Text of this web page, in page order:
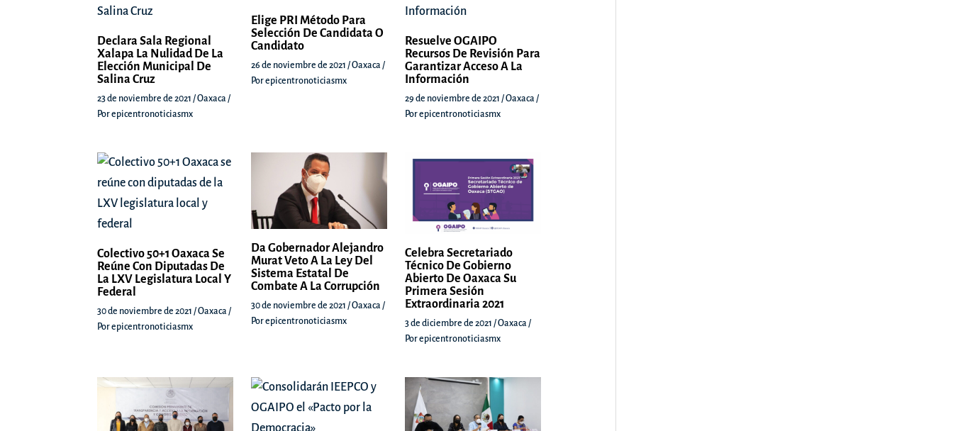
Declara Sala Regional
Xalapa La Nulidad De La
Elección Municipal De
Salina Cruz
23 de noviembre de 2021 /Oaxaca /
Porepicentronoticiasmx
Elige PRI Método Para
Selección De Candidata O
Candidato
26 de noviembre de 2021 /Oaxaca /
Porepicentronoticiasmx
Resuelve OGAIPO
Recursos De Revisión Para
Garantizar Acceso A La
Información
29 de noviembre de 2021 /Oaxaca /
Porepicentronoticiasmx
Colectivo 50+1 Oaxaca Se
Reúne Con Diputadas De
La LXV Legislatura Local Y
Federal
30 de noviembre de 2021 /Oaxaca /
Porepicentronoticiasmx
Da Gobernador Alejandro
Murat Veto A La Ley Del
Sistema Estatal De
Combate A La Corrupción
30 de noviembre de 2021 /Oaxaca /
Porepicentronoticiasmx
Celebra Secretariado
Técnico De Gobierno
Abierto De Oaxaca Su
Primera Sesión
Extraordinaria 2021
3 de diciembre de 2021/Oaxaca /
Porepicentronoticiasmx